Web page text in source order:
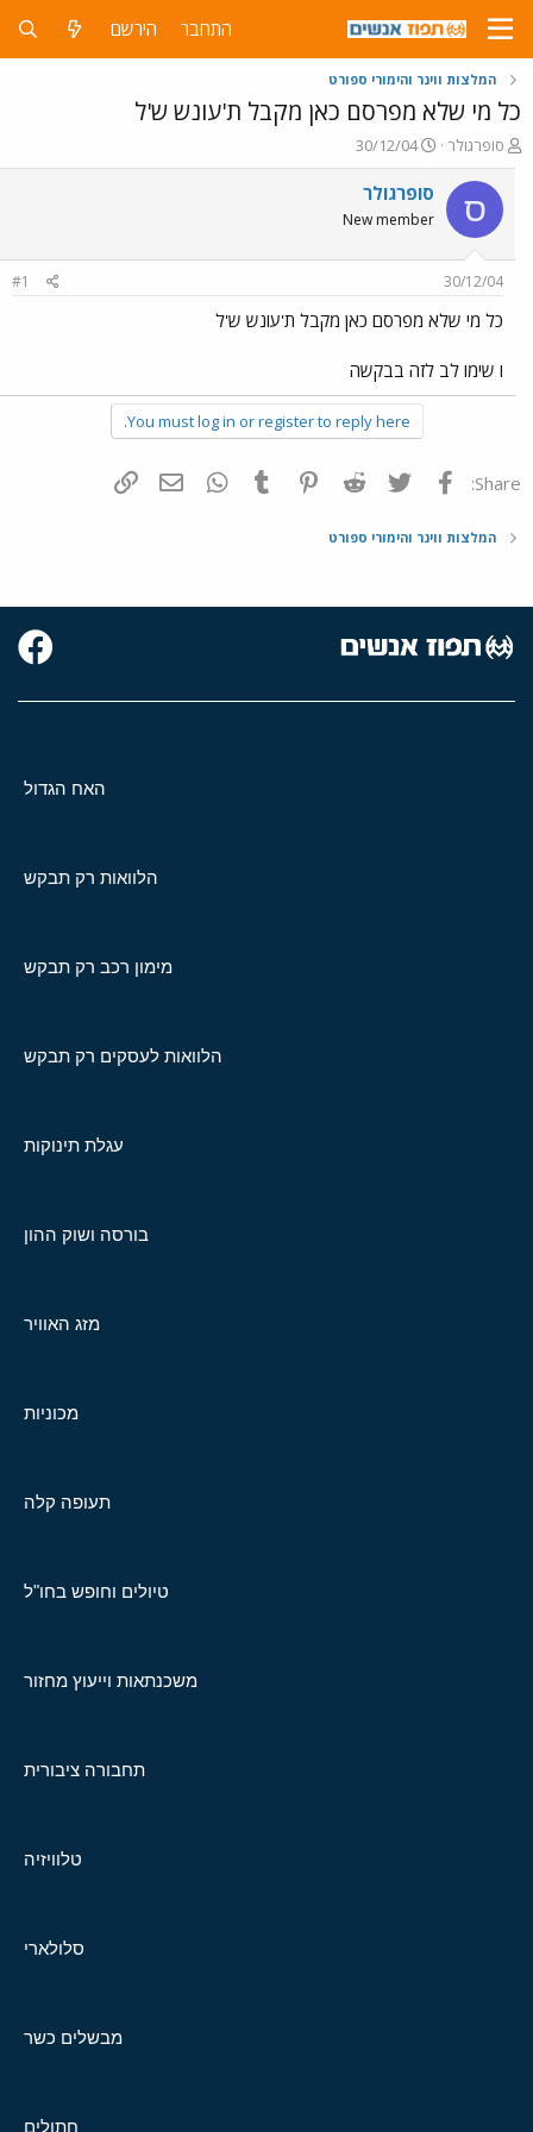
התחבר הירשם
המלצות ווינר והימורי ספורט
כל מי שלא מפרסם כאן מקבל ת'עונש ש'ל
פ
ו
ת
ח
ה
ש
א
סופרגולר
פ
ו
ר
ס
ם
ר
30/12/04
ס סופרגולר
New member
30/12/04
#1
כל מי שלא מפרסם כאן מקבל ת'עונש ש'ל
ו שימו לב לזה בבקשה
You must log in or register to reply here.
Share: פייסבוק Twitter
Reddit
Pinterest
Tumblr
WhatsAppדואר אלקטרוני
המלצות ווינר והימורי ספורט
האח הגדול
הלוואות רק תבקש
מימון רכב רק תבקש
הלוואות לעסקים רק תבקש
עגלת תינוקות
בורסה ושוק ההון
מזג האוויר
מכוניות
תעופה קלה
טיולים וחופש בחו"ל
משכנתאות וייעוץ מחזור
תחבורה ציבורית
טלוויזיה
סלולארי
מבשלים כשר
חתולים